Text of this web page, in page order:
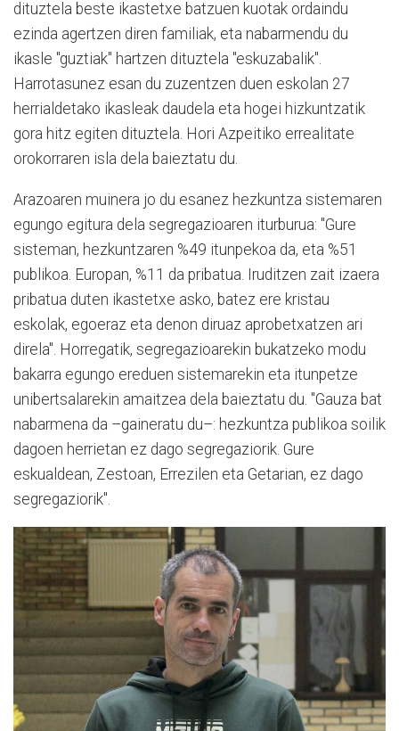
dituztela beste ikastetxe batzuen kuotak ordaindu
ezinda agertzen diren familiak, eta nabarmendu du
ikasle "guztiak" hartzen dituztela "eskuzabalik".
Harrotasunez esan du zuzentzen duen eskolan 27
herrialdetako ikasleak daudela eta hogei hizkuntzatik
gora hitz egiten dituztela. Hori Azpeitiko errealitate
orokorraren isla dela baieztatu du.
Arazoaren muinera jo du esanez hezkuntza sistemaren
egungo egitura dela segregazioaren iturburua: "Gure
sisteman, hezkuntzaren %49 itunpekoa da, eta %51
publikoa. Europan, %11 da pribatua. Iruditzen zait izaera
pribatua duten ikastetxe asko, batez ere kristau
eskolak, egoeraz eta denon diruaz aprobetxatzen ari
direla". Horregatik, segregazioarekin bukatzeko modu
bakarra egungo ereduen sistemarekin eta itunpetze
unibertsalarekin amaitzea dela baieztatu du. "Gauza bat
nabarmena da –gaineratu du–: hezkuntza publikoa soilik
dagoen herrietan ez dago segregaziorik. Gure
eskualdean, Zestoan, Errezilen eta Getarian, ez dago
segregaziorik".